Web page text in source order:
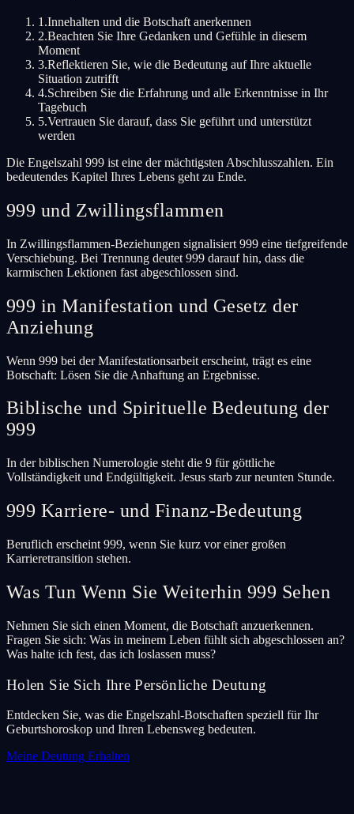
1.Innehalten und die Botschaft anerkennen
2.Beachten Sie Ihre Gedanken und Gefühle in diesem
Moment
3.Reflektieren Sie, wie die Bedeutung auf Ihre aktuelle
Situation zutrifft
4.Schreiben Sie die Erfahrung und alle Erkenntnisse in Ihr
Tagebuch
5.Vertrauen Sie darauf, dass Sie geführt und unterstützt
werden
Die Engelszahl 999 ist eine der mächtigsten Abschlusszahlen. Ein
bedeutendes Kapitel Ihres Lebens geht zu Ende.
999 und Zwillingsflammen
In Zwillingsflammen-Beziehungen signalisiert 999 eine tiefgreifende
Verschiebung. Bei Trennung deutet 999 darauf hin, dass die
karmischen Lektionen fast abgeschlossen sind.
999 in Manifestation und Gesetz der
Anziehung
Wenn 999 bei der Manifestationsarbeit erscheint, trägt es eine
Botschaft: Lösen Sie die Anhaftung an Ergebnisse.
Biblische und Spirituelle Bedeutung der
999
In der biblischen Numerologie steht die 9 für göttliche
Vollständigkeit und Endgültigkeit. Jesus starb zur neunten Stunde.
999 Karriere- und Finanz-Bedeutung
Beruflich erscheint 999, wenn Sie kurz vor einer großen
Karrieretransition stehen.
Was Tun Wenn Sie Weiterhin 999 Sehen
Nehmen Sie sich einen Moment, die Botschaft anzuerkennen.
Fragen Sie sich: Was in meinem Leben fühlt sich abgeschlossen an?
Was halte ich fest, das ich loslassen muss?
Holen Sie Sich Ihre Persönliche Deutung
Entdecken Sie, was die Engelszahl-Botschaften speziell für Ihr
Geburtshoroskop und Ihren Lebensweg bedeuten.
Meine Deutung Erhalten